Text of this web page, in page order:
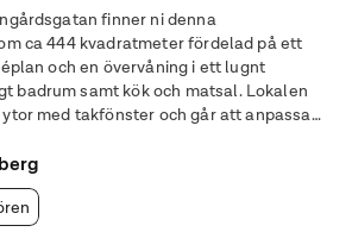
finner ni denna
ca 444 kvadratmeter fördelad på ett
och en övervåning i ett lugnt
badrum samt kök och matsal. Lokalen
med takfönster och går att anpassa
nås gårdshuset med nybyggt